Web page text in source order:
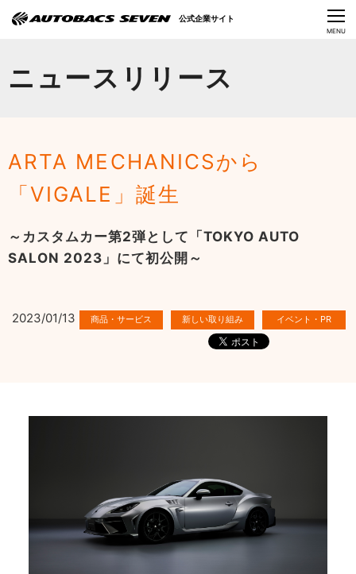
CLOSE
MENU
ニュースリリース
ARTA MECHANICSから
「VIGALE」誕生
～カスタムカー第2弾として「TOKYO AUTO
SALON 2023」にて初公開～
2023/01/13
公式企業サイト
サステナビリティ
Language